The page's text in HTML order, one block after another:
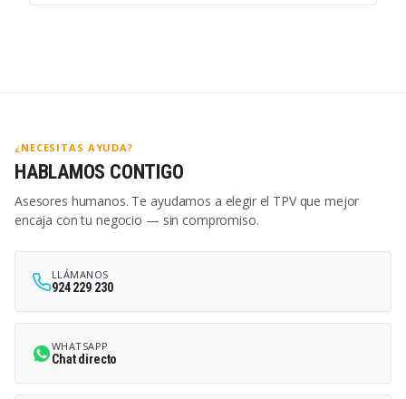
¿NECESITAS AYUDA?
HABLAMOS CONTIGO
Asesores humanos. Te ayudamos a elegir el TPV que mejor
encaja con tu negocio — sin compromiso.
LLÁMANOS
924 229 230
WHATSAPP
Chat directo